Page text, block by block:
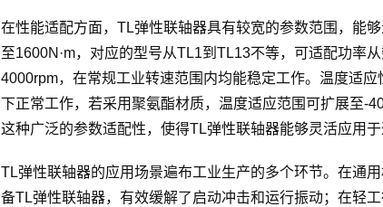
在性能适配方面，TL弹性联轴器具有较宽的参数范围，能
至1600N·m，对应的型号从TL1到TL13不等，可适配功率
4000rpm，在常规工业转速范围内均能稳定工作。温度适
下正常工作，若采用聚氨酯材质，温度适应范围可扩展至-
这种广泛的参数适配性，使得TL弹性联轴器能够灵活应用于
TL弹性联轴器的应用场景遍布工业生产的多个环节。在通
备TL弹性联轴器，有效缓解了启动冲击和运行振动；在轻